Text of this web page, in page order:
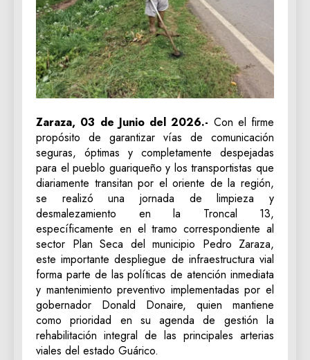
‎‎Zaraza, 03 de Junio del 2026.- Con el firme
propósito de garantizar vías de comunicación
seguras, óptimas y completamente despejadas
para el pueblo guariqueño y los transportistas que
diariamente transitan por el oriente de la región,
se realizó una jornada de limpieza y
desmalezamiento en la Troncal 13,
específicamente en el tramo correspondiente al
sector Plan Seca del municipio Pedro Zaraza,
este importante despliegue de infraestructura vial
forma parte de las políticas de atención inmediata
y mantenimiento preventivo implementadas por el
gobernador Donald Donaire, quien mantiene
como prioridad en su agenda de gestión la
rehabilitación integral de las principales arterias
viales del estado Guárico.